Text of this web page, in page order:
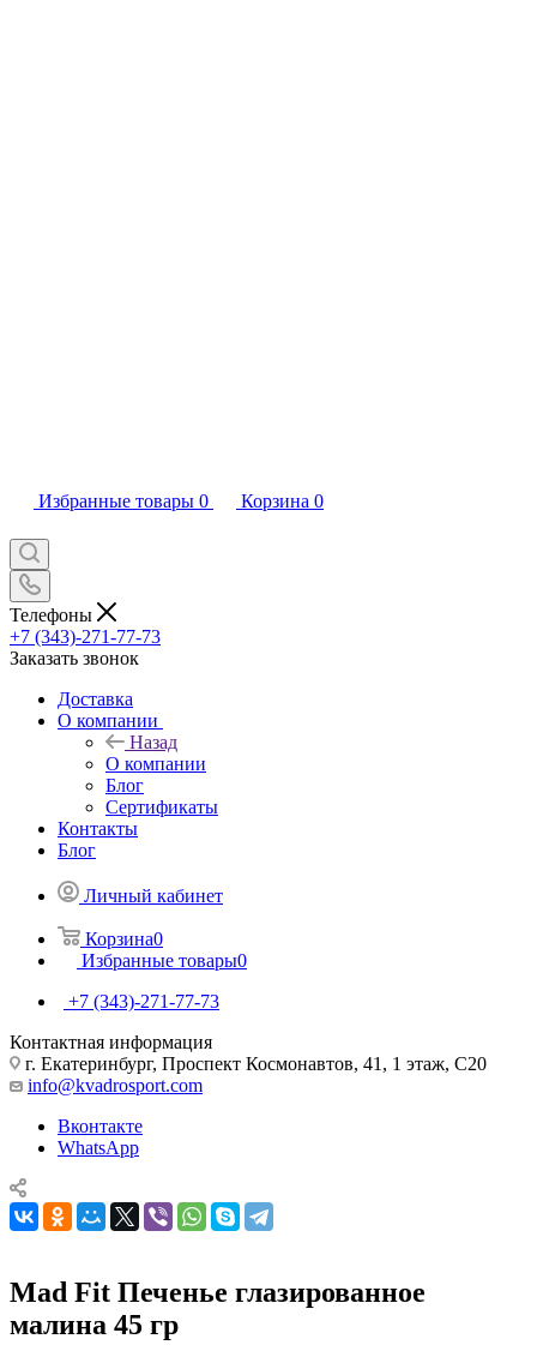
Избранные товары 0 Корзина 0
Телефоны
+7 (343)-271-77-73
Заказать звонок
Доставка
О компании
Назад
О компании
Блог
Сертификаты
Контакты
Блог
Личный кабинет
Корзина0
Избранные товары0
+7 (343)-271-77-73
Контактная информация
г. Екатеринбург, Проспект Космонавтов, 41, 1 этаж, С20
info@kvadrosport.com
Вконтакте
WhatsApp
Mad Fit Печенье глазированное
малина 45 гр